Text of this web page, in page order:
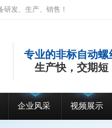
发、生产、销售！
专业的非标自动螺
生产快，交期短
企业风采 视频展示